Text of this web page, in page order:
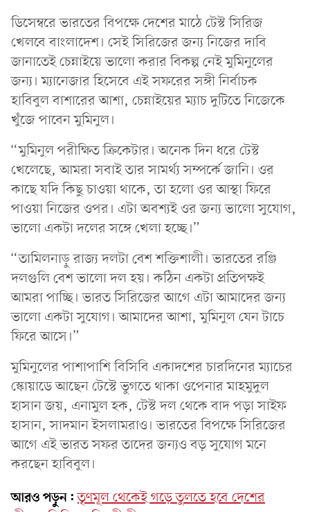
ডিসেম্বরে ভারতের বিপক্ষে দেশের মাঠে টেস্ট সিরিজ
খেলবে বাংলাদেশ। সেই সিরিজের জন্য নিজের দাবি
জানাতেই চেন্নাইয়ে ভালো করার বিকল্প নেই মুমিনুলের
জন্য। ম্যানেজার হিসেবে এই সফরের সঙ্গী নির্বাচক
হাবিবুল বাশারের আশা, চেন্নাইয়ের ম্যাচ দুটিতে নিজেকে
খুঁজে পাবেন মুমিনুল।
“মুমিনুল পরীক্ষিত ক্রিকেটার। অনেক দিন ধরে টেস্ট
খেলেছে, আমরা সবাই তার সামর্থ্য সম্পর্কে জানি। ওর
কাছে যদি কিছু চাওয়া থাকে, তা হলো ওর আস্থা ফিরে
পাওয়া নিজের ওপর। এটা অবশ্যই ওর জন্য ভালো সুযোগ,
ভালো একটা দলের সঙ্গে খেলা হচ্ছে।”
“তামিলনাড়ু রাজ্য দলটা বেশ শক্তিশালী। ভারতের রঞ্জি
দলগুলি বেশ ভালো দল হয়। কঠিন একটা প্রতিপক্ষই
আমরা পাচ্ছি। ভারত সিরিজের আগে এটা আমাদের জন্য
ভালো একটা সুযোগ। আমাদের আশা, মুমিনুল যেন টাচে
ফিরে আসে।”
মুমিনুলের পাশাপাশি বিসিবি একাদশের চারদিনের ম্যাচের
স্কোয়াডে আছেন টেস্টে ভুগতে থাকা ওপেনার মাহমুদুল
হাসান জয়, এনামুল হক, টেস্ট দল থেকে বাদ পড়া সাইফ
হাসান, সাদমান ইসলামরাও। ভারতের বিপক্ষে সিরিজের
আগে এই ভারত সফর তাদের জন্যও বড় সুযোগ মনে
করছেন হাবিবুল।
আরও পড়ুন: তৃণমূল থেকেই গড়ে তুলতে হবে দেশের